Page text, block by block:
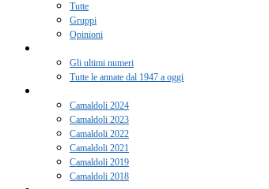
Tutte
Gruppi
Opinioni
Gli ultimi numeri
Tutte le annate dal 1947 a oggi
Camaldoli 2024
Camaldoli 2023
Camaldoli 2022
Camaldoli 2021
Camaldoli 2019
Camaldoli 2018